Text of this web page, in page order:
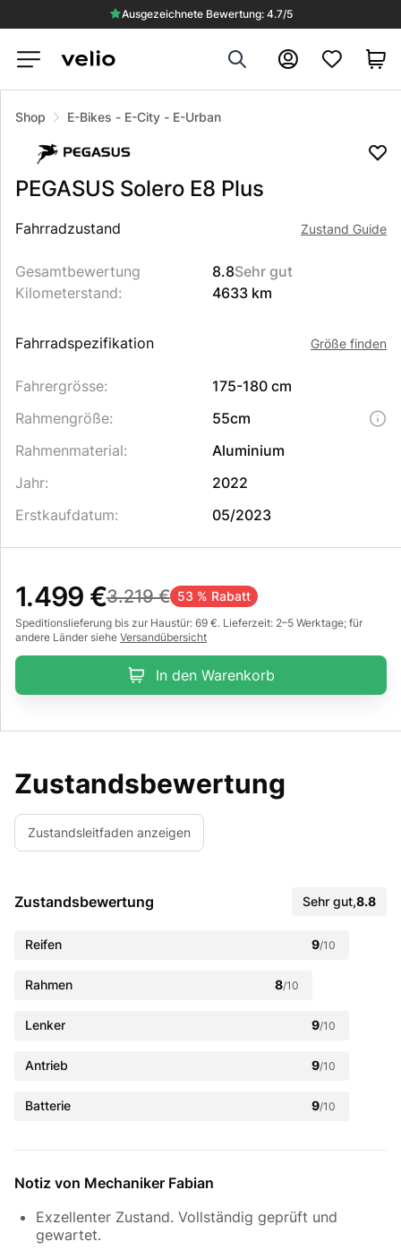
Ausgezeichnete Bewertung: 4.7/5
Search Konto
Shop E-Bikes - E-City - E-Urban
PEGASUS Solero E8 Plus
Beschreibung des Produkts
Fahrradzustand Zustand Guide
Gesamtbewertung 8.8Sehr gut
Kilometerstand: 4633 km
Fahrradspezifikation Größe finden
Fahrergrösse:
175-180 cm
Rahmengröße:
55cm
Rahmenmaterial:
Aluminium
Jahr:
2022
Erstkaufdatum: 05/2023
1.499 €3.219 € 53 % Rabatt
Speditionslieferung bis zur Haustür: 69 €. Lieferzeit: 2–5 Werktage; für
andere Länder siehe Versandübersicht
In den Warenkorb
Zustandsbewertung
Zustandsleitfaden anzeigen
Zustandsbewertung Sehr gut,8.8
Reifen 9/10
Rahmen 8/10
Lenker 9/10
Antrieb 9/10
Batterie 9/10
Notiz von Mechaniker Fabian
Exzellenter Zustand. Vollständig geprüft und
gewartet.